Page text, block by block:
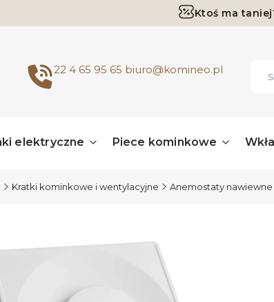
Ktoś ma
22 4 65 95 65 biuro@komineo.pl
elektryczne Piece kominkowe
Kratki kominkowe i wentylacyjne Anemostaty